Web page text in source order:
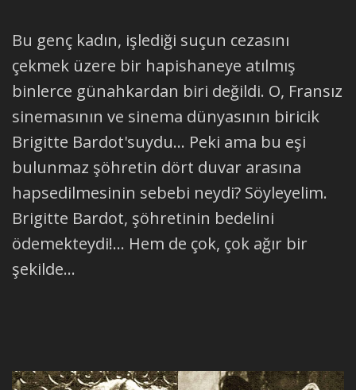
Bu genç kadın, işlediği suçun cezasını
çekmek üzere bir hapishaneye atılmış
binlerce günahkardan biri değildi. O, Fransız
sinemasının ve sinema dünyasının biricik
Brigitte Bardot'suydu... Peki ama bu eşi
bulunmaz şöhretin dört duvar arasına
hapsedilmesinin sebebi neydi? Söyleyelim.
Brigitte Bardot, şöhretinin bedelini
ödemekteydi!... Hem de çok, çok ağır bir
şekilde...